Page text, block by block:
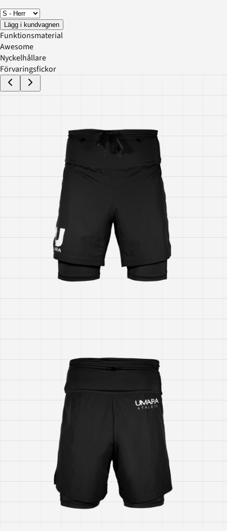
Lägg i kundvagnen
Funktionsmaterial
Awesome
Nyckelhållare
Förvaringsfickor